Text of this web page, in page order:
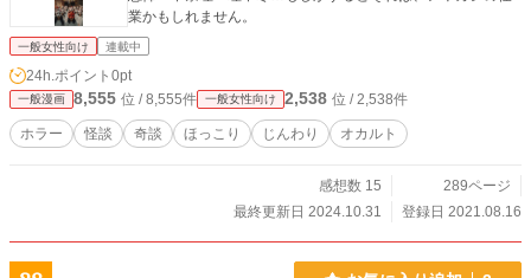
業かもしれません。
一般女性向け 連載中
24h.ポイント 0pt
一般漫画 8,555 位 / 8,555件 一般女性向け 2,538 位 / 2,538件
ホラー 怪談 奇談 ほっこり じんわり オカルト
感想数 15
289ページ
最終更新日 2024.10.31
登録日 2021.08.16